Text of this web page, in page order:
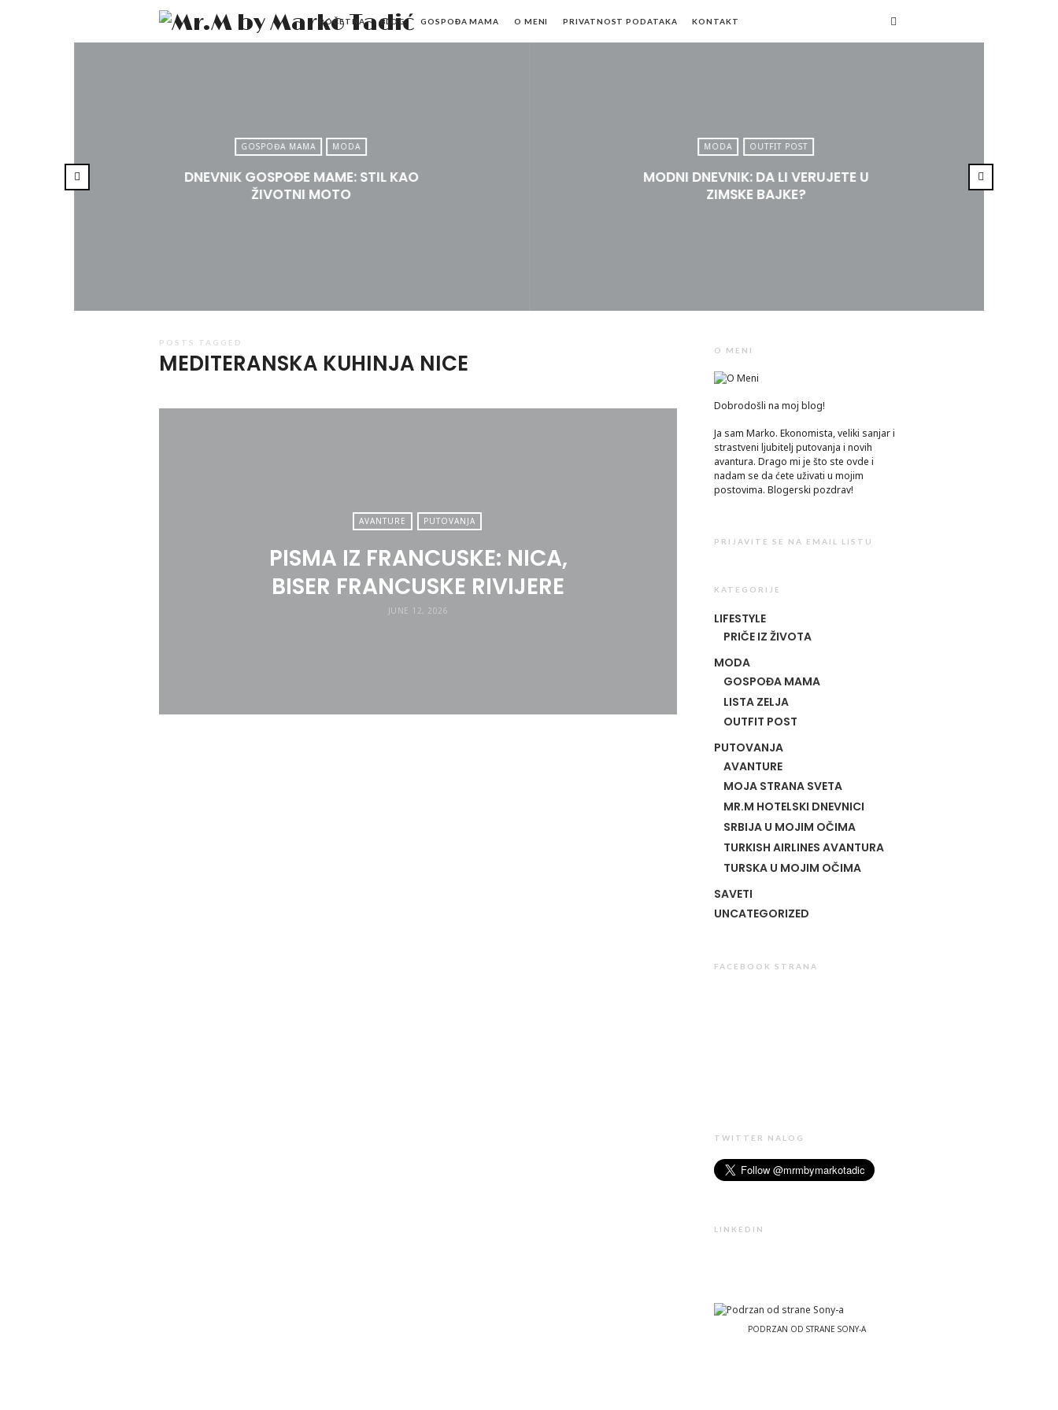
Mr.M
by
POČETNA BLOG GOSPOĐA MAMA O MENI PRIVATNOST PODATAKA KONTAKT
GOSPOĐA MAMA MODA
DNEVNIK GOSPOĐE MAME: STIL KAO
ŽIVOTNI MOTO
MODA OUTFIT POST
MODNI DNEVNIK: DA LI VERUJETE U
ZIMSKE BAJKE?
POSTS TAGGED
MEDITERANSKA KUHINJA NICE
AVANTURE PUTOVANJA
PISMA IZ FRANCUSKE: NICA,
BISER FRANCUSKE RIVIJERE
JUNE 12, 2026
O MENI
Dobrodošli na moj blog!
Ja sam Marko. Ekonomista, veliki sanjar i
strastveni ljubitelj putovanja i novih
avantura. Drago mi je što ste ovde i
nadam se da ćete uživati u mojim
postovima. Blogerski pozdrav!
PRIJAVITE SE NA EMAIL LISTU
KATEGORIJE
LIFESTYLE
PRIČE IZ ŽIVOTA
MODA
GOSPOĐA MAMA
LISTA ZELJA
OUTFIT POST
PUTOVANJA
AVANTURE
MOJA STRANA SVETA
MR.M HOTELSKI DNEVNICI
SRBIJA U MOJIM OČIMA
TURKISH AIRLINES AVANTURA
TURSKA U MOJIM OČIMA
SAVETI
UNCATEGORIZED
FACEBOOK STRANA
TWITTER NALOG
LINKEDIN
PODRZAN OD STRANE SONY-A